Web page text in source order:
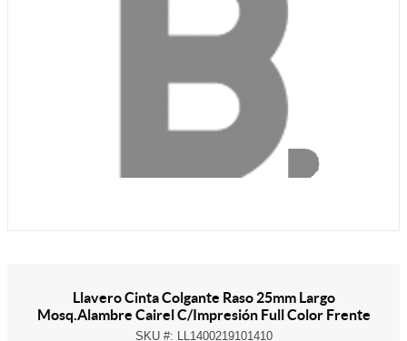
Llavero Cinta Colgante Raso 25mm Largo
Mosq.Alambre Cairel C/Impresión Full Color Frente
SKU #: LL1400219101410